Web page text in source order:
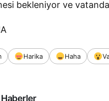
bekleniyor ve
Harika Haha